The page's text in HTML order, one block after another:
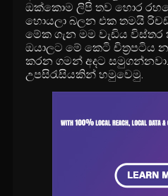
ඔක්කොම ලිපි තව හොර
හොයලා බලන එක තමයි
මේක ගැන මම වැඩිය
ඔයාලට මේ කෙටි චිත්‍රපටිය
කරන ගමන් අදට
උපසිරැසියකින් හමුවෙමු.